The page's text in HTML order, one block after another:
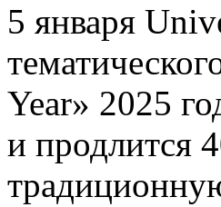
5 января
Year» 2025
и продлится